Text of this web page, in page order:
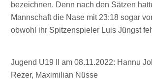
bezeichnen. Denn nach den Sätzen
Mannschaft die Nase mit 23:18 sogar
obwohl ihr Spitzenspieler Luis Jüngst
Jugend U19 II am 08.11.2022: Hannu
Rezer, Maximilian Nüsse